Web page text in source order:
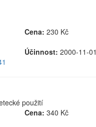
Cena: 230 Kč
Účinnost: 2000-11-01
použití
Cena: 340 Kč